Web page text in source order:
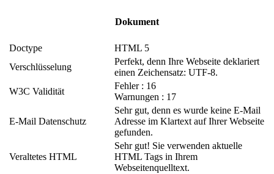
Dokument
Doctype
HTML 5
Verschlüsselung
Perfekt, denn Ihre Webseite deklariert
einen Zeichensatz: UTF-8.
W3C Validität
Fehler : 16
Warnungen : 17
E-Mail Datenschutz
Sehr gut, denn es wurde keine E-Mail
Adresse im Klartext auf Ihrer Webseite
gefunden.
Veraltetes HTML
Sehr gut! Sie verwenden aktuelle
HTML Tags in Ihrem
Webseitenquelltext.